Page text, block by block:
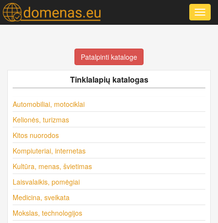
Patalpinti kataloge
Tinklalapių katalogas
Automobiliai, motociklai
Kelionės, turizmas
Kitos nuorodos
Kompiuteriai, internetas
Kultūra, menas, švietimas
Laisvalaikis, pomėgiai
Medicina, sveikata
Mokslas, technologijos